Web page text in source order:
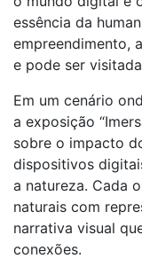
essência da
empreendimento,
e pode ser
Em um cenário
a exposição
sobre o impacto
dispositivos
a natureza. Cada
naturais com
narrativa visual
conexões.